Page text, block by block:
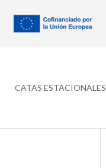
CATAS ESTACIONALES